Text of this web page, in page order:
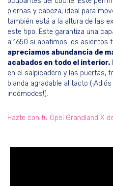
piernas y cabeza, ideal para
también está a la altura de las
este tipo. Este garantiza una
a 1650 si abatimos los asientos
apreciamos abundancia de
acabados en todo el interior.
en el salpicadero y las puertas,
blanda agradable al tacto
incómodos!).
Hazte con tu Opel Grandland X